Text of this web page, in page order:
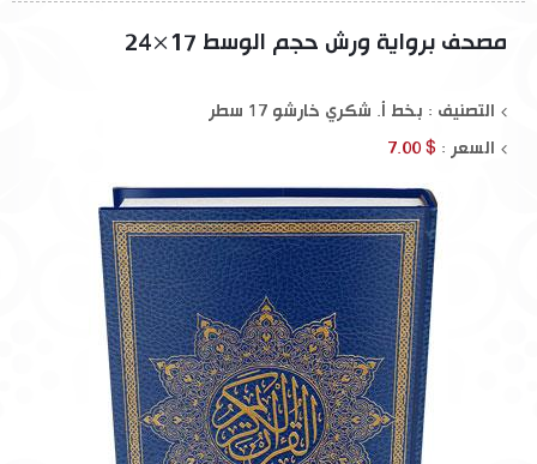
مصحف برواية ورش حجم الوسط 17×24
التصنيف : بخط أ. شكري خارشو 17 سطر
السعر : $ 7.00